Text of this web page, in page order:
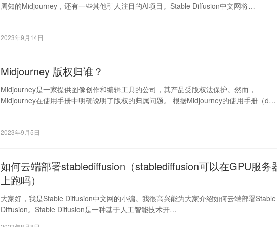
周知的Midjourney，还有一些其他引人注目的AI项目。Stable Diffusion中文网将…
2023年9月14日
Midjourney 版权归谁？
Midjourney是一家提供图像创作和编辑工具的公司，其产品受版权法保护。然而，
Midjourney在使用手册中明确说明了版权的归属问题。 根据Midjourney的使用手册（d…
2023年9月5日
如何云端部署stablediffusion（stablediffusion可以在GPU服务
上跑吗）
大家好，我是Stable Diffusion中文网的小编。我很高兴能为大家介绍如何云端部署Stable
Diffusion。Stable Diffusion是一种基于人工智能技术开…